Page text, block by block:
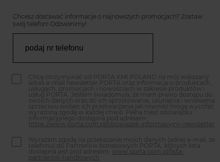
Chcesz dostawać informacje o najnowszych promocjach? Zostaw
swój telefon! Odzwonimy!
Chcę otrzymywać od PORTA KMI POLAND na mój wskazany
adres e-mail newsletter PORTA oraz informacje o produktach,
usługach, promocjach i nowościach w zakresie produktów i
usług PORTA. Jestem świadomy/a, że mam prawo dostępu do
swoich danych oraz do ich sprostowania, usunięcia i wniesienia
sprzeciwu wobec ich przetwarzania jak również mogę wycofać
wyrażoną zgodę w każdej chwili. Pełna treść obowiązku
informacyjnego dostępna pod adresem:
https://www.porta.com.pl/obowiazek-informacyjny-newsletter
Wyrażam zgodę na przekazanie moich danych (adres e-mail, że
telefonu) do Partnerów biznesowych PORTA, których lista
dostępna jest pod adresem:
www.porta.com.pl/lista-
partnerow-handlowych